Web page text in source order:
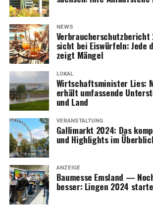
NEWS
sicht bei Eis­wür­feln: Jede
zeigt Mängel
LOKAL
Wirt­schafts­mi­nis­ter Lies:
erhält umfas­sen­de
und Land
VERANSTALTUNG
Gal­li­markt 2024: Das
und High­lights im
ANZEIGE
Bau­mes­se Ems­land —
bes­ser: Lin­gen 2024